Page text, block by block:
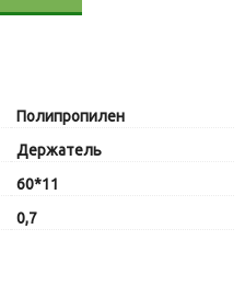
Полипропилен
Держатель
60*11
0,7